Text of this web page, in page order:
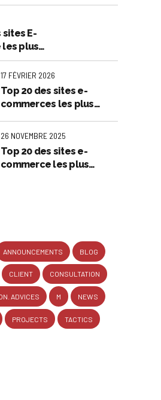
l'arrêter
sites E-
les plus
:
- Mars
17 FÉVRIER 2026
Top 20 des sites e-
commerces les plus
Décembre 2025
26 NOVEMBRE 2025
Top 20 des sites e-
commerce les plus
ANNOUNCEMENTS BLOG
CLIENT CONSULTATION
ADVICES M NEWS
PROJECTS TACTICS